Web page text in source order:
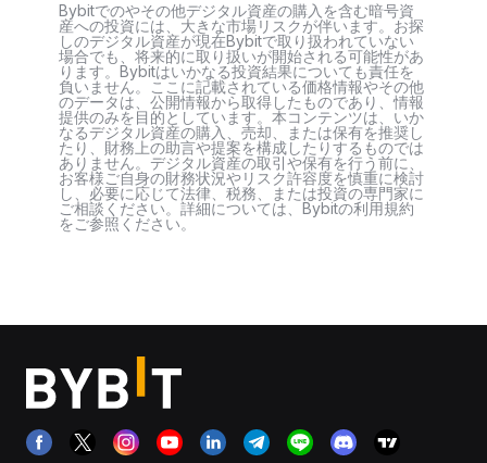
Bybitでのやその他デジタル資産の購入を含む暗号資
産への投資には、大きな市場リスクが伴います。お探
しのデジタル資産が現在Bybitで取り扱われていない
場合でも、将来的に取り扱いが開始される可能性があ
ります。Bybitはいかなる投資結果についても責任を
負いません。ここに記載されている価格情報やその他
のデータは、公開情報から取得したものであり、情報
提供のみを目的としています。本コンテンツは、いか
なるデジタル資産の購入、売却、または保有を推奨し
たり、財務上の助言や提案を構成したりするものでは
ありません。デジタル資産の取引や保有を行う前に、
お客様ご自身の財務状況やリスク許容度を慎重に検討
し、必要に応じて法律、税務、または投資の専門家に
ご相談ください。詳細については、Bybitの利用規約
をご参照ください。